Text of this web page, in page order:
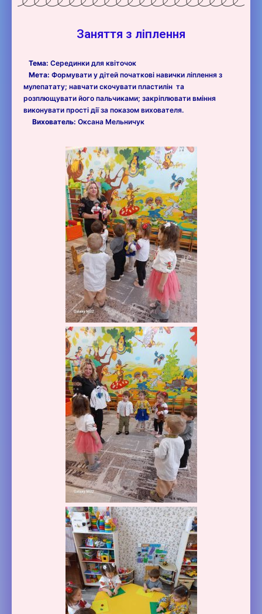
Заняття з ліплення
Тема: Серединки для квіточок
Мета: Формувати у дітей початкові навички ліплення з
мулепатату; навчати скочувати пластилін та
розплющувати його пальчиками; закріплювати вміння
виконувати прості дії за показом вихователя.
Вихователь: Оксана Мельничук